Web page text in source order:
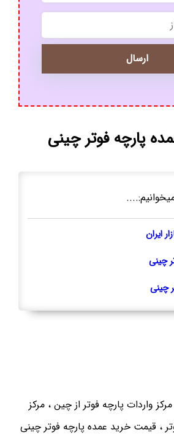
پارچه فوتر چینی
ایران
چینی
چینی
واردات پارچه فوتر از چین ، مرکز
، قیمت خرید عمده پارچه فوتر چینی